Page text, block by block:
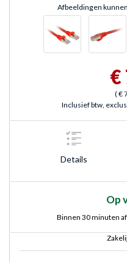
Afbeeldingen
€
(€
Inclusief btw,
Details
Op
Binnen 30 minuten